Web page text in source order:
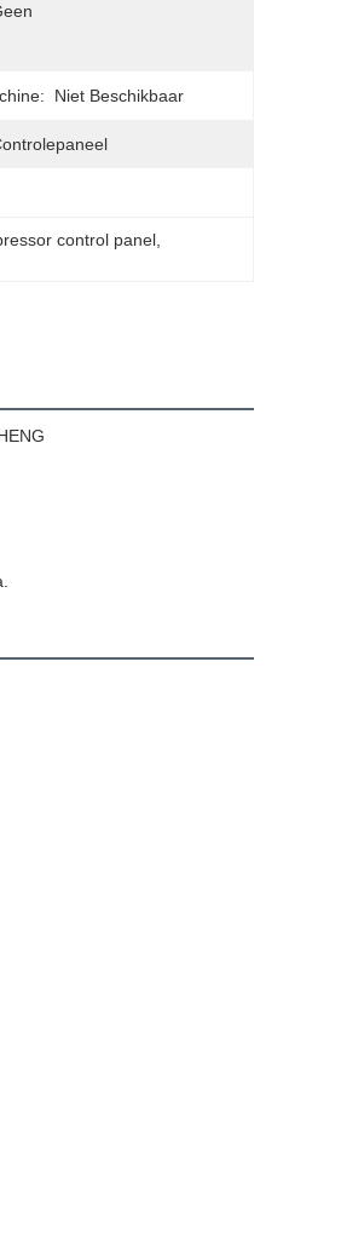
Niet Beschikbaar
control panel